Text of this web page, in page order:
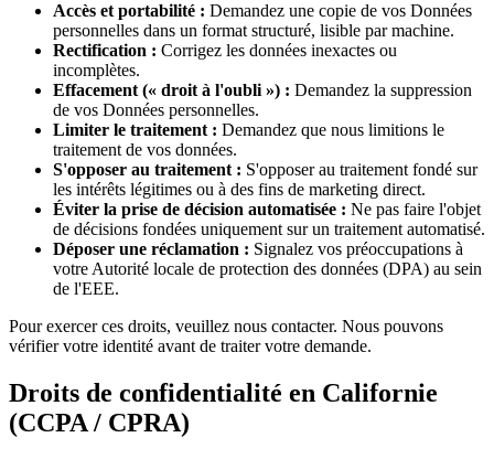
Accès et portabilité : Demandez une copie de vos Données
personnelles dans un format structuré, lisible par machine.
Rectification : Corrigez les données inexactes ou
incomplètes.
Effacement (« droit à l'oubli ») : Demandez la suppression
de vos Données personnelles.
Limiter le traitement : Demandez que nous limitions le
traitement de vos données.
S'opposer au traitement : S'opposer au traitement fondé sur
les intérêts légitimes ou à des fins de marketing direct.
Éviter la prise de décision automatisée : Ne pas faire l'objet
de décisions fondées uniquement sur un traitement automatisé.
Déposer une réclamation : Signalez vos préoccupations à
votre Autorité locale de protection des données (DPA) au sein
de l'EEE.
Pour exercer ces droits, veuillez nous contacter. Nous pouvons
vérifier votre identité avant de traiter votre demande.
Droits de confidentialité en Californie
(CCPA / CPRA)